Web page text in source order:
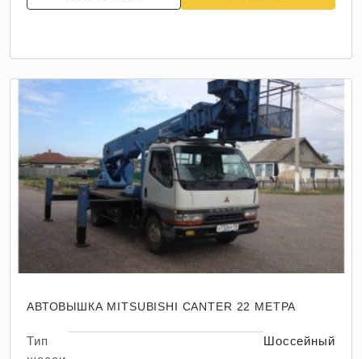
АВТОВЫШКА MITSUBISHI CANTER 22 МЕТРА
Тип
Шоссейный